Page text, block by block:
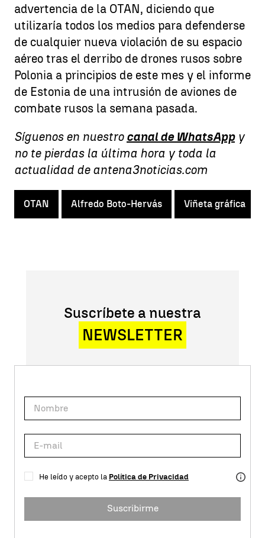
advertencia de la OTAN, diciendo que
utilizaría todos los medios para defenderse
de cualquier nueva violación de su espacio
aéreo tras el derribo de drones rusos sobre
Polonia a principios de este mes y el informe
de Estonia de una intrusión de aviones de
combate rusos la semana pasada.
Síguenos en nuestro canal de WhatsAppy
no te pierdas la última hora y toda la
actualidad de antena3noticias.com
OTAN Alfredo Boto-Hervás Viñeta gráfica
Suscríbete a nuestra
NEWSLETTER
He leído y acepto la Política de Privacidad
Suscribirme